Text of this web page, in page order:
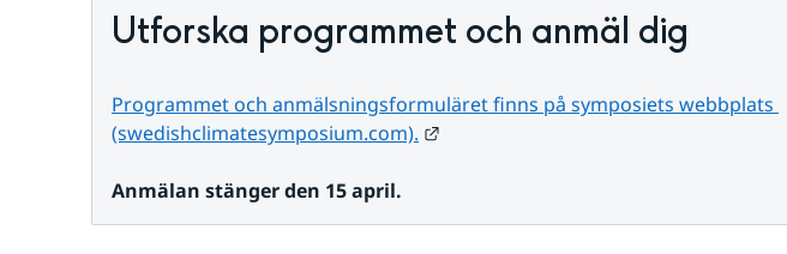
Utforska programmet och anmäl dig
Programmet och anmälsningsformuläret finns på symposiets webbplats
(swedishclimatesymposium.com).
Länk till annan webbplats.
Anmälan stänger den 15 april.